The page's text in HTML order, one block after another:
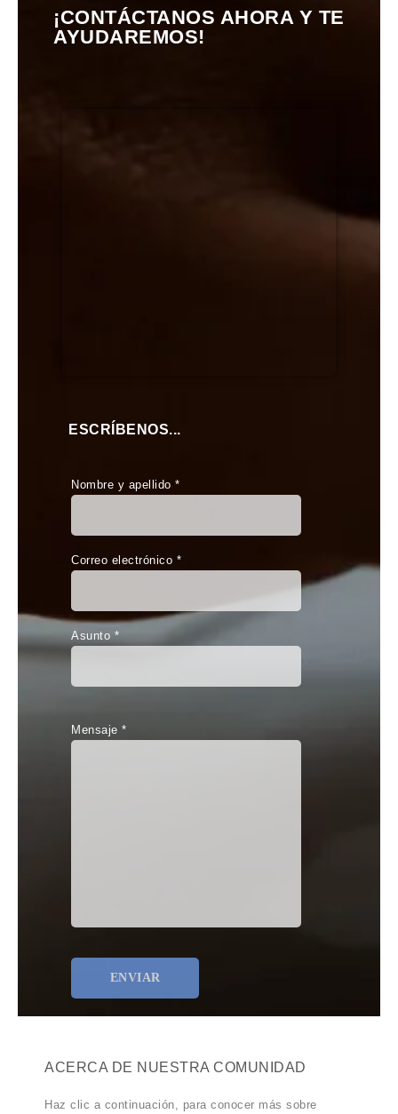
¡CONTÁCTANOS AHORA Y TE
AYUDAREMOS!
ESCRÍBENOS...
Nombre y apellido *
Correo electrónico *
Asunto *
Mensaje *
ACERCA DE NUESTRA COMUNIDAD
Haz clic a continuación, para conocer más sobre